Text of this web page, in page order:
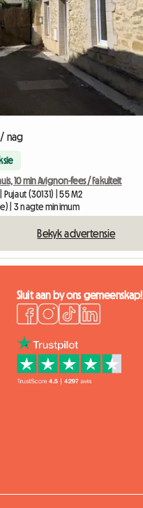
nag
10 min Avignon-fees / Fakulteit
(30131) | 55 M2
| 3 nagte minimum
Bekyk advertensie
Sluit aan by ons gemeenskap!